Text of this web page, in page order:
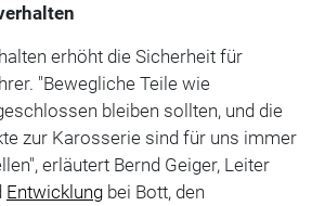
erhöht die Sicherheit für
"Bewegliche Teile wie
bleiben sollten, und die
zur Karosserie sind für uns immer
erläutert Bernd Geiger, Leiter
Entwicklungbei Bott, den